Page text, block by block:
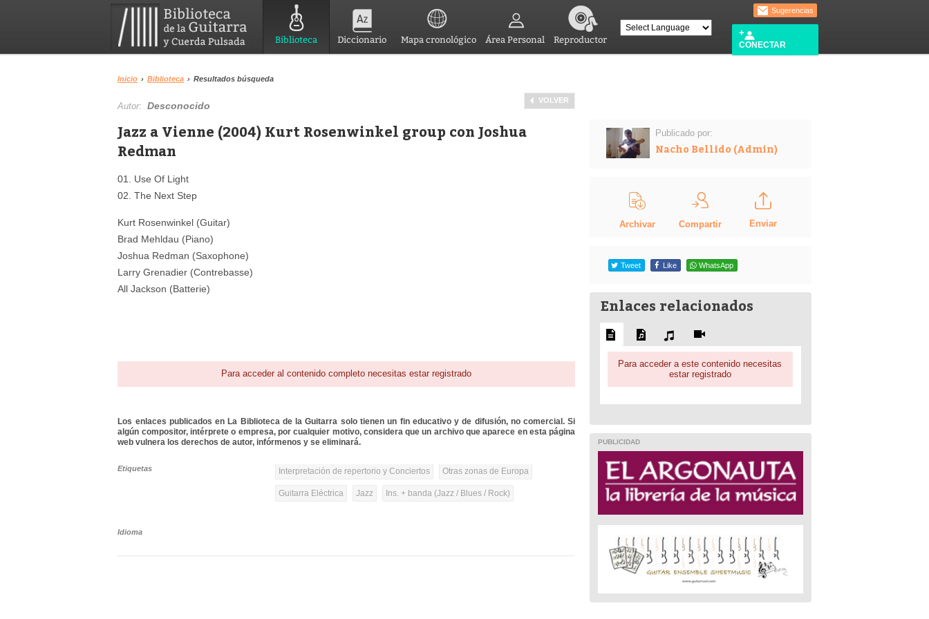
Biblioteca Diccionario Mapa cronológico Área Personal Reproductor
Sugerencias
CONECTAR
Inicio › Biblioteca › Resultados búsqueda
VOLVER
Autor:Desconocido
Jazz a Vienne (2004) Kurt Rosenwinkel group con Joshua
Redman
01. Use Of Light
02. The Next Step
Kurt Rosenwinkel (Guitar)
Brad Mehldau (Piano)
Joshua Redman (Saxophone)
Larry Grenadier (Contrebasse)
All Jackson (Batterie)
Para acceder al contenido completo necesitas estar registrado
Los enlaces publicados en La Biblioteca de la Guitarra solo tienen un fin educativo y de difusión, no comercial. Si
algún compositor, intérprete o empresa, por cualquier motivo, considera que un archivo que aparece en esta página
web vulnera los derechos de autor, infórmenos y se eliminará.
Etiquetas Interpretación de repertorio y Conciertos Otras zonas de Europa
Guitarra Eléctrica Jazz Ins. + banda (Jazz / Blues / Rock)
Idioma
Publicado por:
Nacho Bellido (Admin)
Archivar Compartir Enviar
Tweet Like WhatsApp
Enlaces relacionados
Para acceder a este contenido necesitas
estar registrado
PUBLICIDAD